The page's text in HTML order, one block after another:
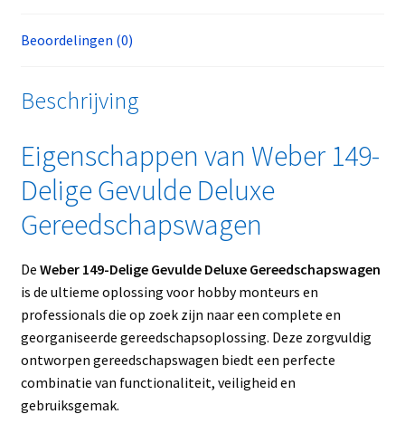
Beoordelingen (0)
Beschrijving
Eigenschappen van Weber 149-
Delige Gevulde Deluxe
Gereedschapswagen
De Weber 149-Delige Gevulde Deluxe Gereedschapswagen
is de ultieme oplossing voor hobby monteurs en
professionals die op zoek zijn naar een complete en
georganiseerde gereedschapsoplossing. Deze zorgvuldig
ontworpen gereedschapswagen biedt een perfecte
combinatie van functionaliteit, veiligheid en
gebruiksgemak.